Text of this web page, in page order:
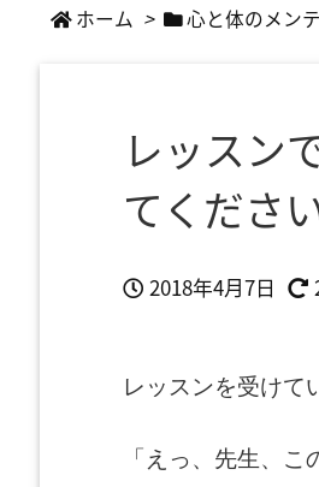
ホーム > 心と体のメン
レッスン
てくださ
2018年4月7日
レッスンを受けて
「えっ、先生、